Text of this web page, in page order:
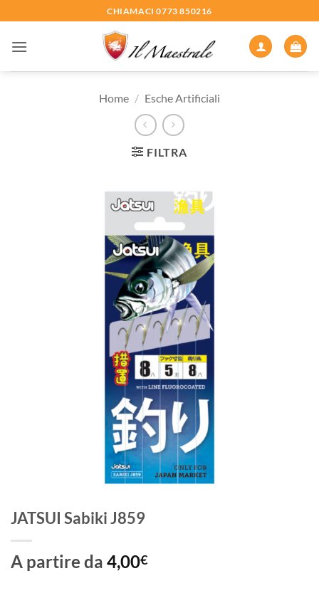
ai
contenuti
CHIAMACI 0773 850216
Home / Esche Artificiali
FILTRA
JATSUI Sabiki J859
A partire da 4,00€